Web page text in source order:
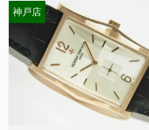
神戸店